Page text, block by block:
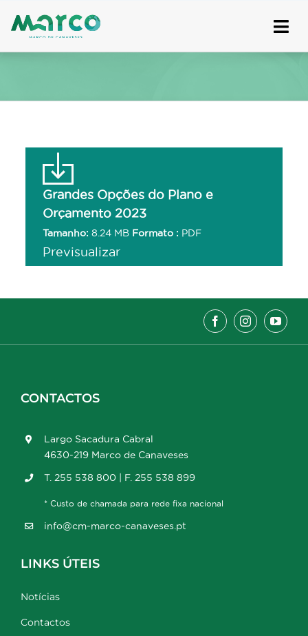
to
Grandes Opções do Plano e
Orçamento 2023
Tamanho: 8.24 MB Formato : PDF
Previsualizar
CONTACTOS
Largo Sacadura Cabral
4630-219 Marco de Canaveses
T. 255 538 800 | F. 255 538 899
* Custo de chamada para rede fixa nacional
info@cm-marco-canaveses.pt
LINKS ÚTEIS
Notícias
Contactos